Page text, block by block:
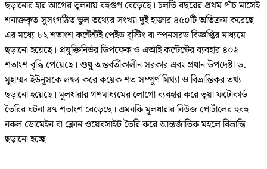
ছড়ানোর হার আগের তুলনায় বহুগুণ বেড়েছে। চলতি বছরের প্রথম পাঁচ মাসেই
শনাক্তকৃত সুসংগঠিত ভুল তথ্যের সংখ্যা দুই হাজার ৪৫০টি অতিক্রম করেছে।
এর মধ্যে ৮২ শতাংশ কন্টেন্টই পেইড বুস্টিং বা স্পনসরড বিজ্ঞপ্তির মাধ্যমে
ছড়ানো হয়েছে। প্রযুক্তিনির্ভর ডিপফেক ও এআই কন্টেন্টের ব্যবহার ৪০৯
শতাংশ বৃদ্ধি পেয়েছে। শুধু অন্তর্বর্তীকালীন সরকার এবং প্রধান উপদেষ্টা ড.
মুহাম্মদ ইউনূসকে লক্ষ্য করে কয়েক শত সম্পূর্ণ মিথ্যা ও বিভ্রান্তিকর তথ্য
ছড়ানো হয়েছে। মূলধারার গণমাধ্যমের লোগো ব্যবহার করে ভুয়া ফটোকার্ড
তৈরির ঘটনা ৪৭ শতাংশ বেড়েছে। এমনকি মূলধারার নিউজ পোর্টালের হুবহু
নকল ডোমেইন বা ক্লোন ওয়েবসাইট তৈরি করে আন্তর্জাতিক মহলে বিভ্রান্তি
ছড়ানো হচ্ছে।